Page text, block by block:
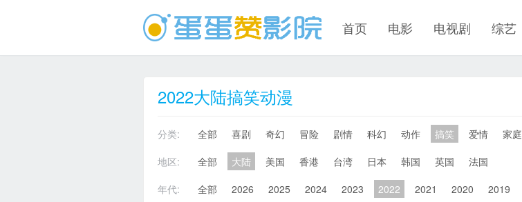
首页 电影 电视剧 综艺
2022大陆搞笑动漫
分类: 全部 喜剧 奇幻 冒险 剧情 科幻 动作 搞笑 爱情 家庭
地区:
全部 大陆 美国 香港 台湾 日本 韩国 英国
法国
年代:
全部 2026 2025 2024 2023 2022 2021 2020 2019